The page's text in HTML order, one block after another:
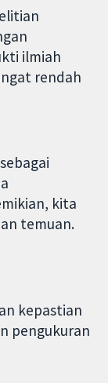
ilmiah
rendah
kita
temuan.
kepastian
pengukuran